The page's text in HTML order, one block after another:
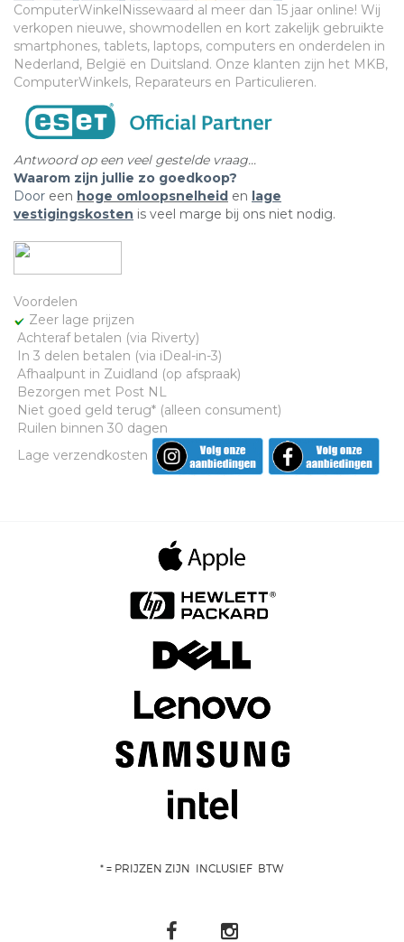
ComputerWinkelNissewaard al meer dan 15 jaar online! Wij
verkopen nieuwe, showmodellen en kort zakelijk gebruikte
smartphones, tablets, laptops, computers en onderdelen in
Nederland, België en Duitsland. Onze klanten zijn het MKB,
ComputerWinkels, Reparateurs en Particulieren.
Antwoord op een veel gestelde vraag...
Waarom zijn jullie zo goedkoop?
Door een hoge omloopsnelheid en lage
vestigingskosten is veel marge bij ons niet nodig.
Voordelen
​ Zeer lage prijzen
​ Achteraf betalen (via Riverty)
​ In 3 delen betalen (via iDeal-in-3)
Afhaalpunt in Zuidland (op afspraak)
Bezorgen met Post NL
​ Niet goed geld terug* (alleen consument)
​ Ruilen binnen 30 dagen
​ Lage verzendkosten
* = PRIJZEN ZIJN INCLUSIEF BTW